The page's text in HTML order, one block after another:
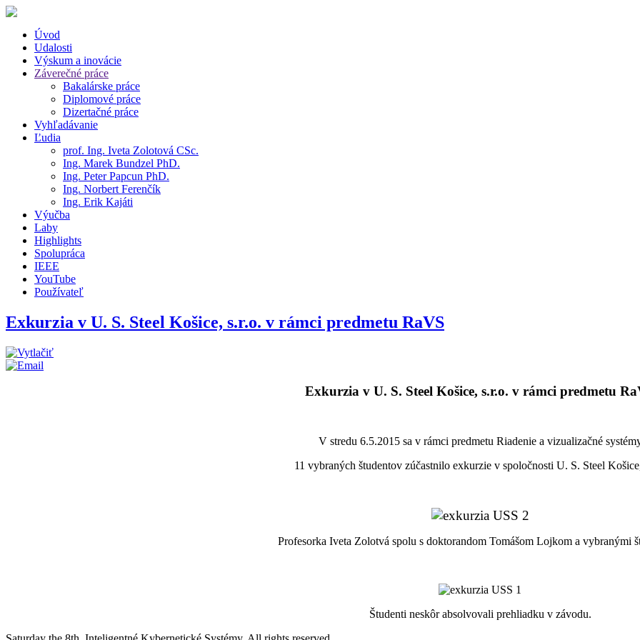
Úvod
Udalosti
Výskum a inovácie
Záverečné práce
Bakalárske práce
Diplomové práce
Dizertačné práce
Vyhľadávanie
Ľudia
prof. Ing. Iveta Zolotová CSc.
Ing. Marek Bundzel PhD.
Ing. Peter Papcun PhD.
Ing. Norbert Ferenčík
Ing. Erik Kajáti
Výučba
Laby
Highlights
Spolupráca
IEEE
YouTube
Používateľ
Exkurzia v U. S. Steel Košice, s.r.o. v rámci predmetu RaVS
Exkurzia v U. S. Steel Košice, s.r.o. v rámci predmetu
V stredu 6.5.2015 sa v rámci predmetu Riadenie a vizualizačné
11 vybraných študentov zúčastnilo exkurzie v spoločnosti U. S. Steel
Profesorka Iveta Zolotvá spolu s doktorandom Tomášom Lojkom a vybranými
Študenti neskôr absolvovali prehliadku v závodu.